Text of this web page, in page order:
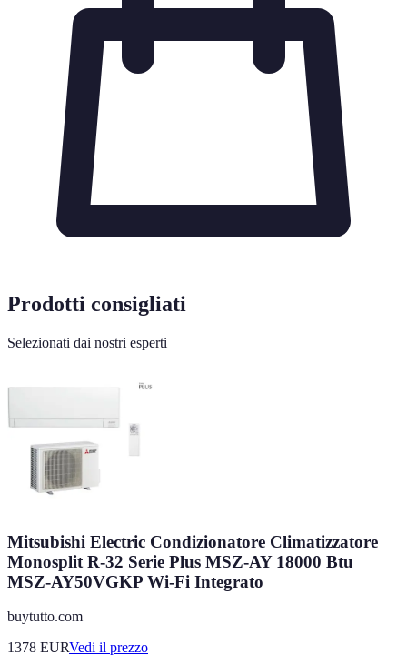
Prodotti consigliati
Selezionati dai nostri esperti
Mitsubishi Electric Condizionatore Climatizzatore
Monosplit R-32 Serie Plus MSZ-AY 18000 Btu
MSZ-AY50VGKP Wi-Fi Integrato
buytutto.com
1378 EURVedi il prezzo